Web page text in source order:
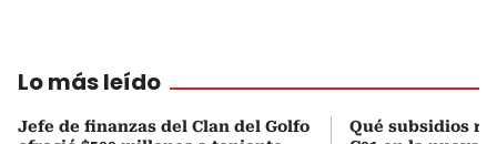
Lo más leído
Jefe de finanzas del Clan del Golfo
Qué subsidios